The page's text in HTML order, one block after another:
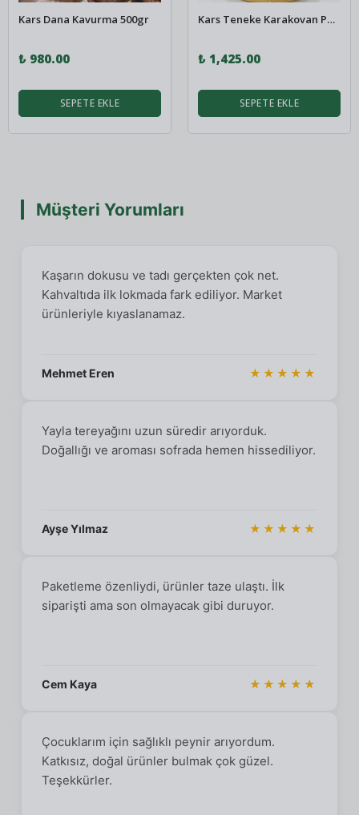
Kars Dana Kavurma 500gr
₺ 980.00
SEPETE EKLE
Kars Teneke Karakovan Petek bal 1.8-2 kg
₺ 1,425.00
SEPETE EKLE
Müşteri Yorumları
Kaşarın dokusu ve tadı gerçekten çok net.
Kahvaltıda ilk lokmada fark ediliyor. Market
ürünleriyle kıyaslanamaz.
Mehmet Eren ★★★★★
Yayla tereyağını uzun süredir arıyorduk.
Doğallığı ve aroması sofrada hemen hissediliyor.
Ayşe Yılmaz ★★★★★
Paketleme özenliydi, ürünler taze ulaştı. İlk
siparişti ama son olmayacak gibi duruyor.
Cem Kaya ★★★★★
Çocuklarım için sağlıklı peynir arıyordum.
Katkısız, doğal ürünler bulmak çok güzel.
Teşekkürler.